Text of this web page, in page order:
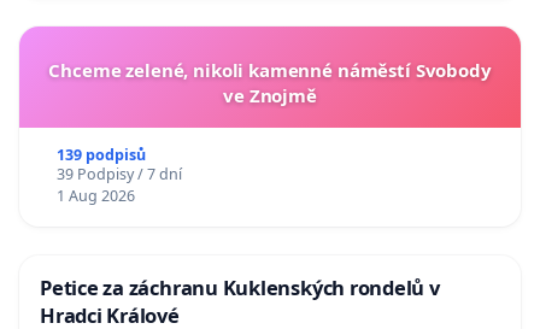
Chceme zelené, nikoli kamenné náměstí Svobody
ve Znojmě
139 podpisů
39 Podpisy / 7 dní
1 Aug 2026
Petice za záchranu Kuklenských rondelů v
Hradci Králové